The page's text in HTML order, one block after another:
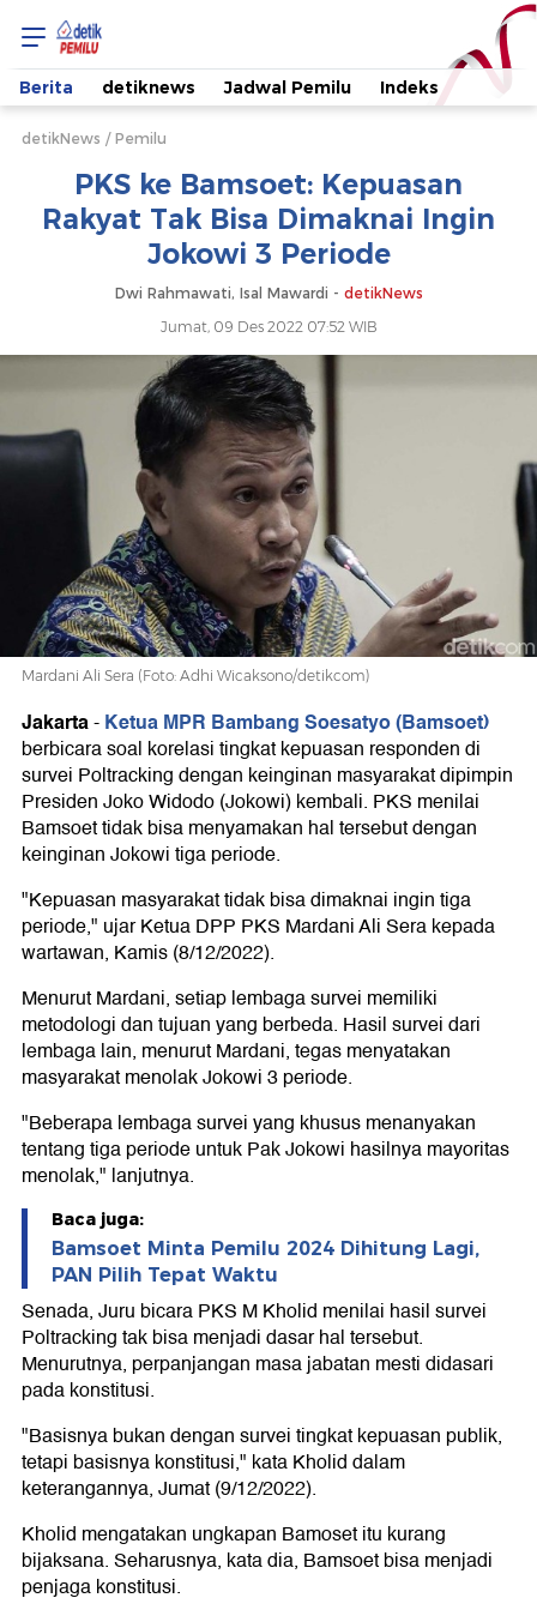
PKS
ke
Bamsoet:
Kepuasan
Rakyat
Tak
Bisa
Dimaknai
Ingin
Jokowi
3
Periode
Berita detiknews Jadwal Pemilu Indeks
detikNews Pemilu
PKS ke Bamsoet: Kepuasan
Rakyat Tak Bisa Dimaknai Ingin
Jokowi 3 Periode
Dwi Rahmawati, Isal Mawardi - detikNews
Jumat, 09 Des 2022 07:52 WIB
Mardani Ali Sera (Foto: Adhi Wicaksono/detikcom)
Jakarta-Ketua MPR Bambang Soesatyo (Bamsoet)
berbicara soal korelasi tingkat kepuasan responden di
survei Poltracking dengan keinginan masyarakat dipimpin
Presiden Joko Widodo (Jokowi) kembali. PKS menilai
Bamsoet tidak bisa menyamakan hal tersebut dengan
keinginan Jokowi tiga periode.
"Kepuasan masyarakat tidak bisa dimaknai ingin tiga
periode," ujar Ketua DPP PKS Mardani Ali Sera kepada
wartawan, Kamis (8/12/2022).
Menurut Mardani, setiap lembaga survei memiliki
metodologi dan tujuan yang berbeda. Hasil survei dari
lembaga lain, menurut Mardani, tegas menyatakan
masyarakat menolak Jokowi 3 periode.
"Beberapa lembaga survei yang khusus menanyakan
tentang tiga periode untuk Pak Jokowi hasilnya mayoritas
menolak," lanjutnya.
Baca juga:
Bamsoet Minta Pemilu 2024 Dihitung Lagi,
PAN Pilih Tepat Waktu
Senada, Juru bicara PKS M Kholid menilai hasil survei
Poltracking tak bisa menjadi dasar hal tersebut.
Menurutnya, perpanjangan masa jabatan mesti didasari
pada konstitusi.
"Basisnya bukan dengan survei tingkat kepuasan publik,
tetapi basisnya konstitusi," kata Kholid dalam
keterangannya, Jumat (9/12/2022).
Kholid mengatakan ungkapan Bamoset itu kurang
bijaksana. Seharusnya, kata dia, Bamsoet bisa menjadi
penjaga konstitusi.